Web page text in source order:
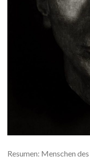
Resumen: Menschen